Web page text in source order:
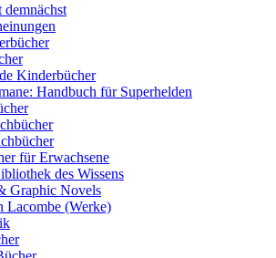
demnächst
Kinderbücher
Handbuch für Superhelden
für Erwachsene
des Wissens
Graphic Novels
Lacombe (Werke)